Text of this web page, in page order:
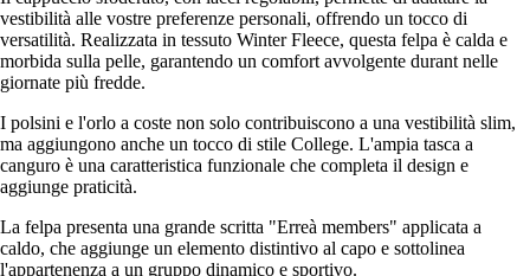
vestibilità alle vostre preferenze personali, offrendo un tocco di
versatilità. Realizzata in tessuto Winter Fleece, questa felpa è calda e
morbida sulla pelle, garantendo un comfort avvolgente durant nelle
giornate più fredde.
I polsini e l'orlo a coste non solo contribuiscono a una vestibilità slim,
ma aggiungono anche un tocco di stile College. L'ampia tasca a
canguro è una caratteristica funzionale che completa il design e
aggiunge praticità.
La felpa presenta una grande scritta "Erreà members" applicata a
caldo, che aggiunge un elemento distintivo al capo e sottolinea
l'appartenenza a un gruppo dinamico e sportivo.